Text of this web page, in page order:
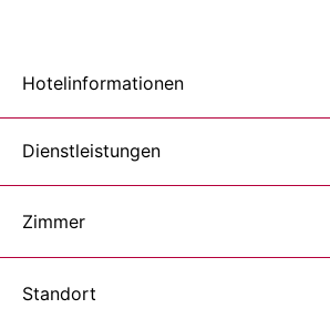
Hotelinformationen
Dienstleistungen
Zimmer
Standort